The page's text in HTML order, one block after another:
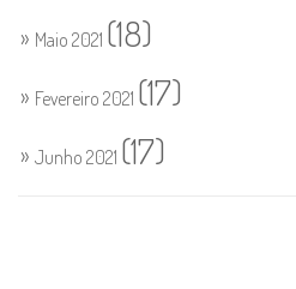
Maio 2021 (18)
Fevereiro 2021 (17)
Junho 2021 (17)